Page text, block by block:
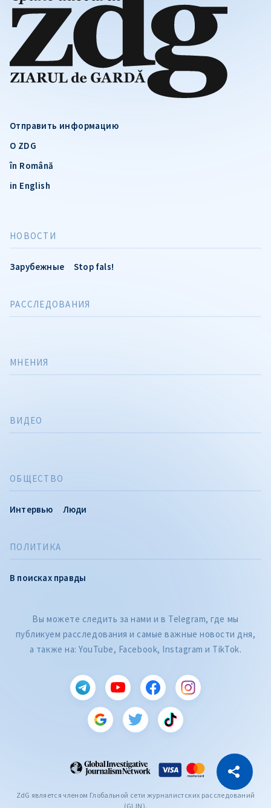
Скопировать ссылку
Отправить информацию
О ZDG
în Română
in English
НОВОСТИ
Зарубежные Stop fals!
ПОЛИТИКА
В поисках правды
РАССЛЕДОВАНИЯ
ОБЩЕСТВО
Интервью Люди
МНЕНИЯ
ВИДЕО
Вы можете следить за нами и в Telegram, где мы
публикуем расследования и самые важные новости дня,
а также на: YouTube, Facebook, Instagram и TikTok.
ZdG является членом Глобальной сети журналистских расследований
(GIJN).
Citește articolul